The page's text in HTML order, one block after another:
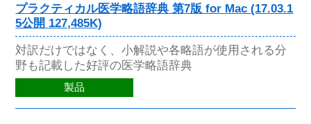
プラクティカル医学略語辞典 第7版 for Mac (17.03.1
5公開 127,485K)
対訳だけではなく、小解説や各略語が使用される分
野も記載した好評の医学略語辞典
製品